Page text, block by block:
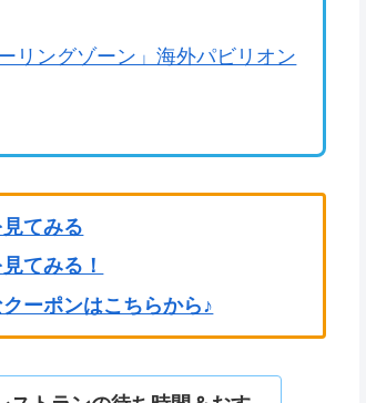
リングゾーン」海外パビリオン
てみる
てみる！
ーポンはこちらから♪